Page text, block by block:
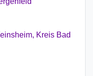
Kreis Bad